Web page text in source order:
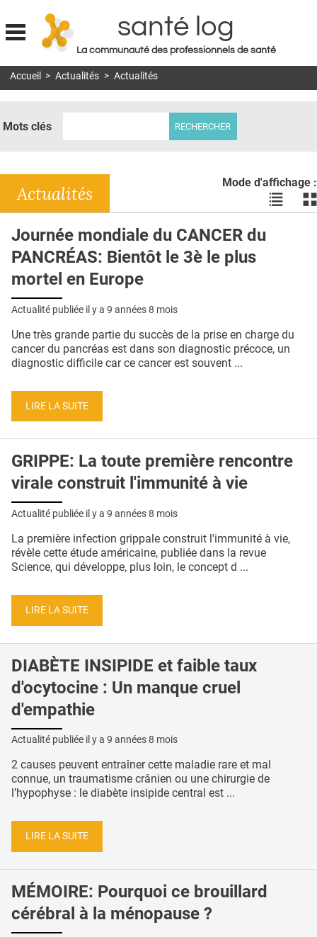
Jump to navigation
santé log
La communauté des professionnels de santé
MON COMPTE
DOSSIERS
RÉSEAUX
E-REVUE SAD
L'APP
PUBLICITÉ
CONTACT
Accueil > Actualités > Actualités
Mots clés
Mode d'affichage :
Voir
les
les
Actualités
Journée mondiale du CANCER du
PANCRÉAS: Bientôt le 3è le plus
mortel en Europe
Actualité publiée il y a 9 années 8 mois
Une très grande partie du succès de la prise en charge du
cancer du pancréas est dans son diagnostic précoce, un
diagnostic difficile car ce cancer est souvent ...
LIRE LA SUITE
GRIPPE: La toute première rencontre
virale construit l'immunité à vie
Actualité publiée il y a 9 années 8 mois
La première infection grippale construit l'immunité à vie,
révèle cette étude américaine, publiée dans la revue
Science, qui développe, plus loin, le concept d ...
LIRE LA SUITE
DIABÈTE INSIPIDE et faible taux
d'ocytocine : Un manque cruel
d'empathie
Actualité publiée il y a 9 années 8 mois
2 causes peuvent entraîner cette maladie rare et mal
connue, un traumatisme crânien ou une chirurgie de
l’hypophyse : le diabète insipide central est ...
LIRE LA SUITE
MÉMOIRE: Pourquoi ce brouillard
cérébral à la ménopause ?